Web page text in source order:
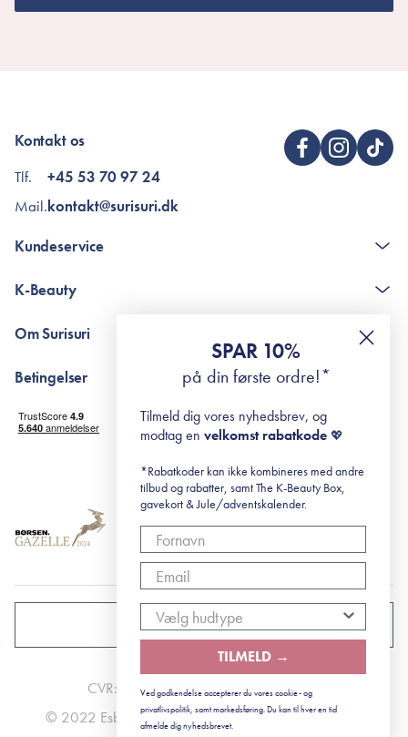
Kontakt os
Tlf.
Mail.
+45 53 70 97 24
kontakt@surisuri.dk
Kundeservice
The K-Beauty Box - spørgsmål og svar
RE-ZIP
K-Beauty
Retinol for begyndere
surisuri's mini guide til rosacea
Om Surisuri
Black Friday
Betingelser
Levering og returnering
Handelsbetingelser
Abonnementsbetingelser
DANMARK
© 2022 Esbjerg - Storstrømsvej 42, 6715 Esbjerg N
CVR: 41492252
SPAR 10%
på din første ordre!*
Tilmeld dig vores nyhedsbrev, og
modtag en velkomst rabatkode 💖
*Rabatkoder kan ikke kombineres med andre
tilbud og rabatter, samt The K-Beauty Box,
gavekort & Jule/adventskalender.
TILMELD →
Ved godkendelse accepterer du vores cookie- og
privatlivspolitik, samt markedsføring. Du kan til hver en tid
afmelde dig nyhedsbrevet.